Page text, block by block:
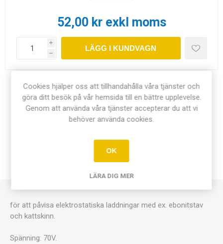
52,00 kr exkl moms
i
h
LÄGG I KUNDVAGN
Dela:
ÖVERSIKT
för att påvisa elektrostatiska laddningar med ex. ebonitstav
och kattskinn.
Spänning: 70V.
Cookies hjälper oss att tillhandahålla våra tjänster och
göra ditt besök på vår hemsida till en bättre upplevelse.
Genom att använda våra tjänster accepterar du att vi
behöver använda cookies.
OK
LÄRA DIG MER